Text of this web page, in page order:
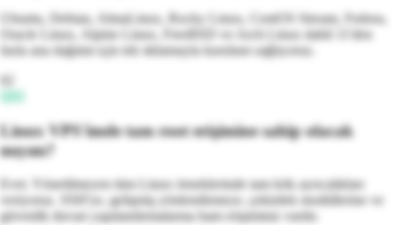
Ubuntu, Debian, AlmaLinux, Rocky Linux, CentOS Stream, Fedora,
Oracle Linux, Alpine Linux, FreeBSD ve Arch Linux dahil 11'den
fazla ana dağıtım için tek tıklamayla kurulum sağlıyoruz.
Q02
Linux VPS'imde tam root erişimine sahip olacak
mıyım?
Evet. Yönetilmeyen tüm Linux örneklerinde tam kök ayrıcalıkları
veriyoruz. SSH'ye, gelişmiş yönlendirmeye, çekirdek modüllerine ve
güvenlik duvarı yapılandırmalarına ham erişiminiz vardır.